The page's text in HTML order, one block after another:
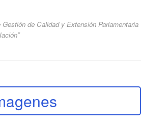
Gestión de Calidad y Extensión Parlamentaria